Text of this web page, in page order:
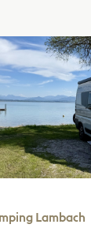
Lambach